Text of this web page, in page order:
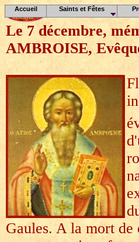
Le 7 décembre,
AMBROISE,
Gaules. A la mort de
Accueil Saints et Fêtes